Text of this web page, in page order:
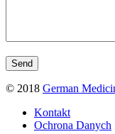
© 2018 German
Kontakt
Ochrona Danych